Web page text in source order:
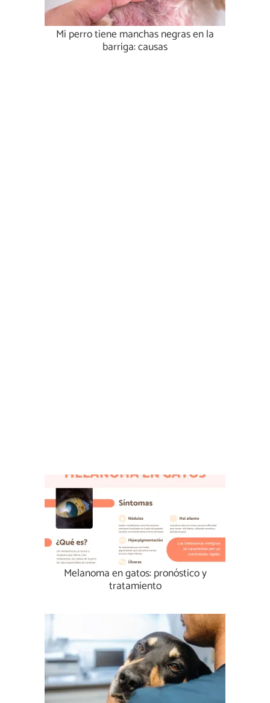
Mi perro tiene manchas negras en la
barriga: causas
Melanoma en gatos: pronóstico y
tratamiento